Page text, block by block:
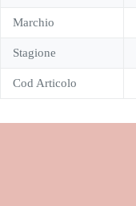
Marchio
Stagione
Cod Articolo